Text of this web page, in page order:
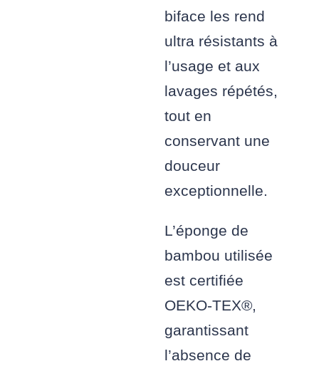
biface les rend
ultra résistants à
l’usage et aux
lavages répétés,
tout en
conservant une
douceur
exceptionnelle.
L’éponge de
bambou utilisée
est certifiée
OEKO-TEX®,
garantissant
l’absence de